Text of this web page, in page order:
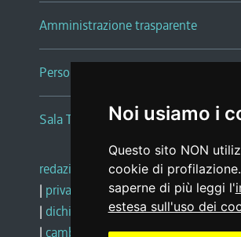
Noi usiamo i
Questo sito NON
cookie di
saperne di più leggi l'
estesa sull'uso dei
Amministrazione trasparente
Persone e Uffici
Sala Tiziano Tessitori
redazione web |note legali |
| privacy
social media policy
| dichiarazione di accessibilità |
| cambio preferenze cookie